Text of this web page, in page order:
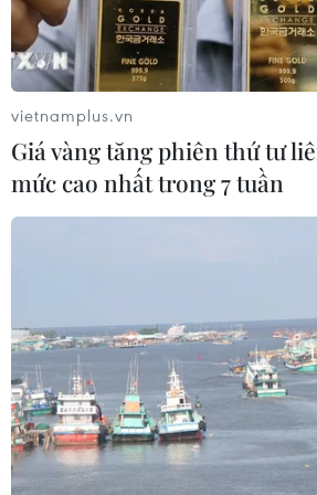
Khách du lịch tản bộ dưới những cây
đường gần đền Yasukuni, Tokyo.
Theo thông báo mới nhất của
tướng Shinzo Abe, tiệc ngắm
2020 sẽ không được tổ chức
vietnamplus.vn
Giá vàng tăng phiên thứ tư
mức cao nhất trong 7 tuần